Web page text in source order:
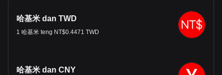
哈基米 dan TWD
1 哈基米 teng NT$0.4471 TWD
哈基米 dan CNY